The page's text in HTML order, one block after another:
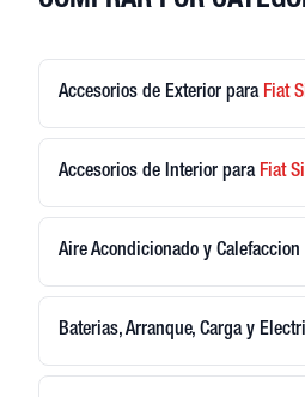
Accesorios de Exterior para Fiat
Accesorios de Interior para Fiat
Aire Acondicionado y Calefaccion
Baterias, Arranque, Carga y